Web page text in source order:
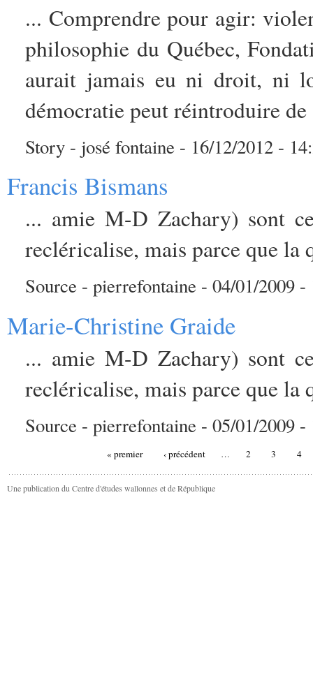
... Comprendre pour agir:
philosophie du Québec,
aurait jamais eu ni droit,
démocratie peut réintroduire de
Story - josé fontaine - 16/12/2012 -
Francis Bismans
... amie M-D Zachary) sont
recléricalise, mais parce que la
Source - pierrefontaine - 04/01/2009
Marie-Christine Graide
... amie M-D Zachary) sont
recléricalise, mais parce que la
Source - pierrefontaine - 05/01/2009
« premier ‹ précédent … 2 3 4
Une publication du Centre d'études wallonnes et de République